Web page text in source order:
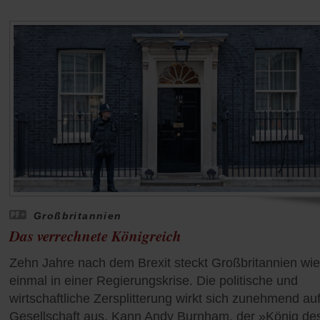
Großbritannien
Das verrechnete Königreich
Zehn Jahre nach dem Brexit steckt Großbritannien
einmal in einer Regierungskrise. Die politische und
wirtschaftliche Zersplitterung wirkt sich zunehmend
Gesellschaft aus. Kann Andy Burnham, der »König